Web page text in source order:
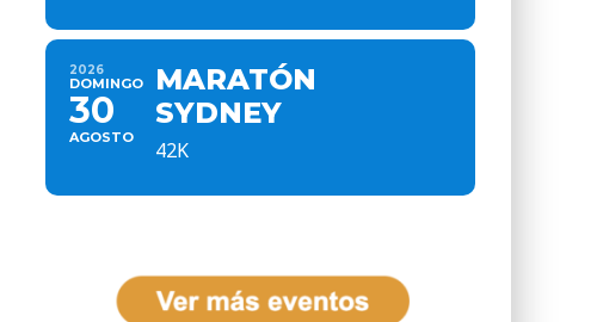
2026
DOMINGO
30
AGOSTO
MARATÓN
SYDNEY
42K